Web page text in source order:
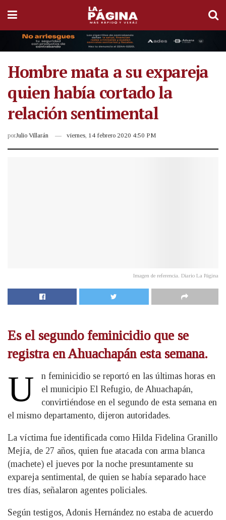
Hombre mata a su expareja
quien había cortado la
relación sentimental
porJulio Villarán viernes, 14 febrero 2020 4:50 PM
Imagen de referencia. Diario La Página
Es el segundo feminicidio que se
registra en Ahuachapán esta semana.
U
​n feminicidio se reportó en las últimas horas en
el municipio El Refugio, de Ahuachapán,
convirtiéndose en el segundo de esta semana en
el mismo departamento, dijeron autoridades.
La víctima fue identificada como Hilda Fidelina Granillo
Mejía, de 27 años, quien fue atacada con arma blanca
(machete) el jueves por la noche presuntamente su
expareja sentimental, de quien se había separado hace
tres días, señalaron agentes policiales.
Según testigos, Adonis Hernández no estaba de acuerdo